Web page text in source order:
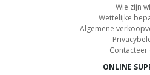
Wie zijn
Wettelijke
Algemene
Contacteer
ONLINE